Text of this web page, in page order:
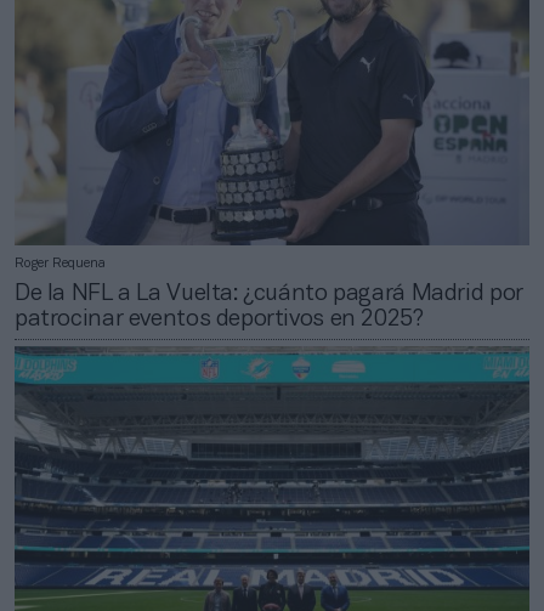
Roger Requena
De la NFL a La Vuelta: ¿cuánto pagará Madrid por
patrocinar eventos deportivos en 2025?